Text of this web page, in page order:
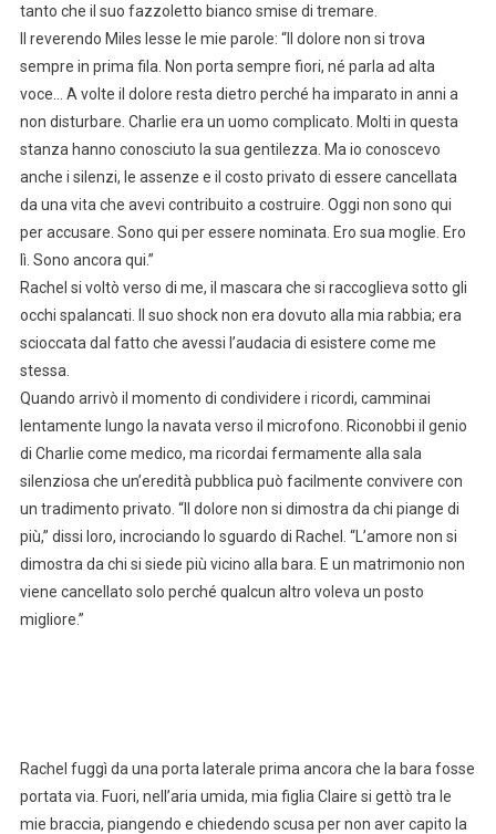
tanto che il suo fazzoletto bianco smise di tremare.
Il reverendo Miles lesse le mie parole: “Il dolore non si trova
sempre in prima fila. Non porta sempre fiori, né parla ad alta
voce… A volte il dolore resta dietro perché ha imparato in anni a
non disturbare. Charlie era un uomo complicato. Molti in questa
stanza hanno conosciuto la sua gentilezza. Ma io conoscevo
anche i silenzi, le assenze e il costo privato di essere cancellata
da una vita che avevi contribuito a costruire. Oggi non sono qui
per accusare. Sono qui per essere nominata. Ero sua moglie. Ero
lì. Sono ancora qui.”
Rachel si voltò verso di me, il mascara che si raccoglieva sotto gli
occhi spalancati. Il suo shock non era dovuto alla mia rabbia; era
scioccata dal fatto che avessi l’audacia di esistere come me
stessa.
Quando arrivò il momento di condividere i ricordi, camminai
lentamente lungo la navata verso il microfono. Riconobbi il genio
di Charlie come medico, ma ricordai fermamente alla sala
silenziosa che un’eredità pubblica può facilmente convivere con
un tradimento privato. “Il dolore non si dimostra da chi piange di
più,” dissi loro, incrociando lo sguardo di Rachel. “L’amore non si
dimostra da chi si siede più vicino alla bara. E un matrimonio non
viene cancellato solo perché qualcun altro voleva un posto
migliore.”
Rachel fuggì da una porta laterale prima ancora che la bara fosse
portata via. Fuori, nell’aria umida, mia figlia Claire si gettò tra le
mie braccia, piangendo e chiedendo scusa per non aver capito la